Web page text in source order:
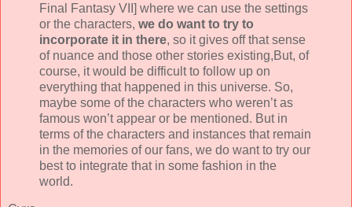
Final Fantasy VII] where we can use the settings
or the characters, we do want to try to
incorporate it in there, so it gives off that sense
of nuance and those other stories existing,But, of
course, it would be difficult to follow up on
everything that happened in this universe. So,
maybe some of the characters who weren’t as
famous won’t appear or be mentioned. But in
terms of the characters and instances that remain
in the memories of our fans, we do want to try our
best to integrate that in some fashion in the
world.